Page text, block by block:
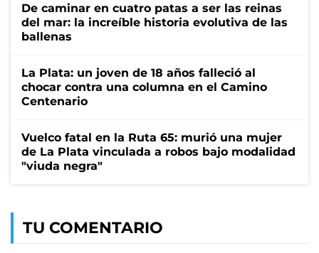
De caminar en cuatro patas a ser las reinas
del mar: la increíble historia evolutiva de las
ballenas
La Plata: un joven de 18 años falleció al
chocar contra una columna en el Camino
Centenario
Vuelco fatal en la Ruta 65: murió una mujer
de La Plata vinculada a robos bajo modalidad
"viuda negra"
TU COMENTARIO